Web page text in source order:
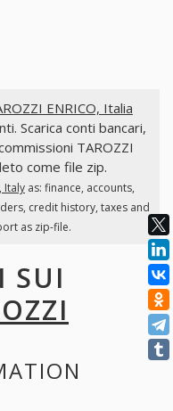
ENRICO, Italia
Scarica conti bancari,
TAROZZI
come file zip.
Italyas: finance, accounts,
credit history, taxes and
as zip-file.
SUI